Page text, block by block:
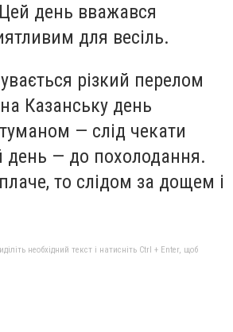
день вважався
для весіль.
різкий перелом
Казанську день
— слід чекати
день — до похолодання.
то слідом за дощем і
необхідний текст і натисніть Ctrl + Enter, щоб